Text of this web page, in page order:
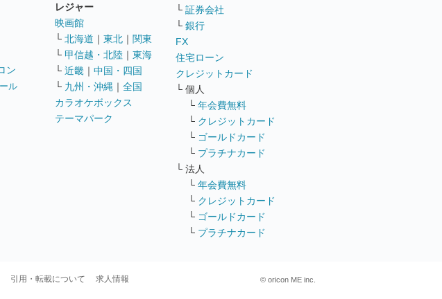
ン
ル
レジャー
映画館
└ 北海道 ｜ 東北 ｜ 関東
└ 甲信越・北陸 ｜ 東海
└ 近畿 ｜ 中国・四国
└ 九州・沖縄 ｜ 全国
カラオケボックス
テーマパーク
└ 証券会社
└ 銀行
FX
住宅ローン
クレジットカード
└ 個人
└ 年会費無料
└ クレジットカード
└ ゴールドカード
└ プラチナカード
└ 法人
└ 年会費無料
└ クレジットカード
└ ゴールドカード
└ プラチナカード
引用・転載について 求人情報 © oricon ME inc.